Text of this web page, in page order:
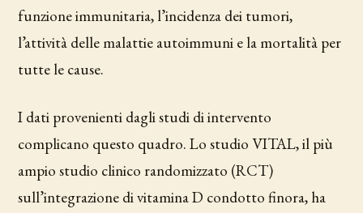
funzione immunitaria, l’incidenza dei tumori,
l’attività delle malattie autoimmuni e la mortalità per
tutte le cause.
I dati provenienti dagli studi di intervento
complicano questo quadro. Lo studio VITAL, il più
ampio studio clinico randomizzato (RCT)
sull’integrazione di vitamina D condotto finora, ha